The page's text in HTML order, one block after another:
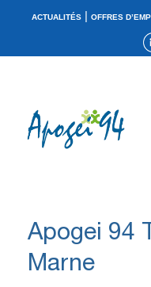
ACTUALITÉS| OFFRES
Apogei 94
Marne